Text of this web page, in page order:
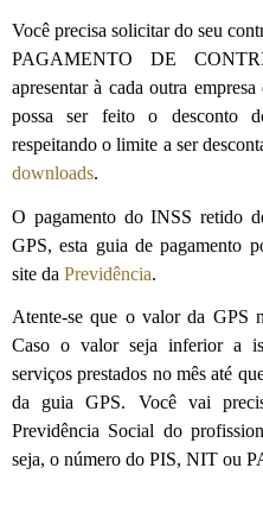
Você precisa solicitar do seu
PAGAMENTO DE
apresentar à cada outra
possa ser feito o desconto
respeitando o limite a ser
downloads.
O pagamento do INSS retido
GPS, esta guia de pagamento
site da Previdência.
Atente-se que o valor da GPS
Caso o valor seja inferior a
serviços prestados no mês até
da guia GPS. Você vai
Previdência Social do
seja, o número do PIS, NIT ou